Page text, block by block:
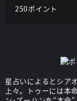
250ポイント
星占いによるとシア
上々。トゥーには本